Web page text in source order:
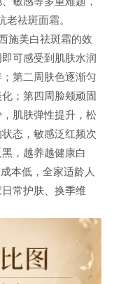
祛斑面霜。
施美白祛斑霜的效
可感受到肌肤水润
第二周肤色逐渐匀
；第四周脸颊顽固
肌肤弹性提升，松
态，敏感泛红频次
，越养越健康白
本低，全家适龄人
常护肤、换季维